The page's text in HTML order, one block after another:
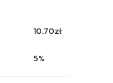
10.70zł
5%